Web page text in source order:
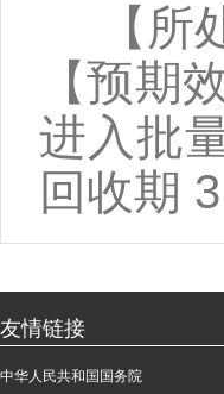
【
【预期
进入批
回收期 3
友情链接
中华人民共和国国务院